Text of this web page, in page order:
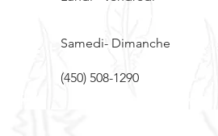
Samedi- Dimanche
(450) 508-1290